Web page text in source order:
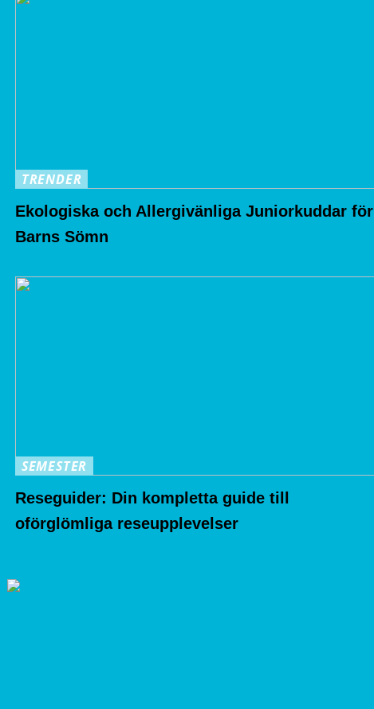
TRENDER
Ekologiska och Allergivänliga Juniorkuddar för
Barns Sömn
SEMESTER
Reseguider: Din kompletta guide till
oförglömliga reseupplevelser